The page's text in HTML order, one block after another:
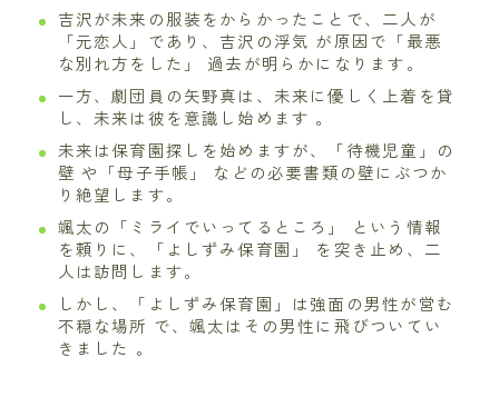
吉沢が未来の服装をからかったことで、二人が
「元恋人」であり、吉沢の浮気 が原因で「最悪
な別れ方をした」 過去が明らかになります。
一方、劇団員の矢野真は、未来に優しく上着を貸
し、未来は彼を意識し始めます 。
未来は保育園探しを始めますが、「待機児童」の
壁 や「母子手帳」 などの必要書類の壁にぶつか
り絶望します。
颯太の「ミライでいってるところ」 という情報
を頼りに、「よしずみ保育園」 を突き止め、二
人は訪問します。
しかし、「よしずみ保育園」は強面の男性が営む
不穏な場所 で、颯太はその男性に飛びついてい
きました 。